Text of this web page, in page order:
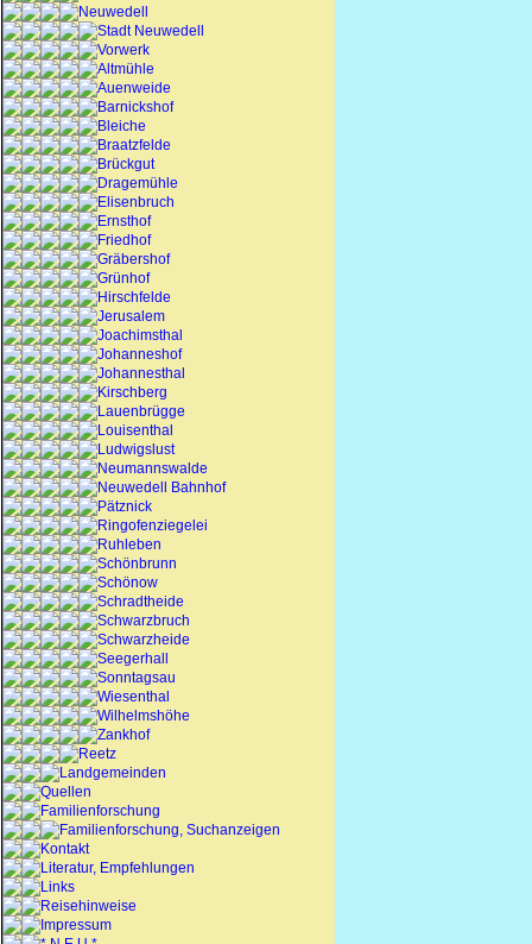
Neuwedell
Stadt Neuwedell
Vorwerk
Altmühle
Auenweide
Barnickshof
Bleiche
Braatzfelde
Brückgut
Dragemühle
Elisenbruch
Ernsthof
Friedhof
Gräbershof
Grünhof
Hirschfelde
Jerusalem
Joachimsthal
Johanneshof
Johannesthal
Kirschberg
Lauenbrügge
Louisenthal
Ludwigslust
Neumannswalde
Neuwedell Bahnhof
Pätznick
Ringofenziegelei
Ruhleben
Schönbrunn
Schönow
Schradtheide
Schwarzbruch
Schwarzheide
Seegerhall
Sonntagsau
Wiesenthal
Wilhelmshöhe
Zankhof
Reetz
Landgemeinden
Quellen
Familienforschung
Familienforschung, Suchanzeigen
Kontakt
Literatur, Empfehlungen
Links
Reisehinweise
Impressum